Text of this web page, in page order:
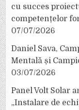
cu succes
competențelor
07/07/2026
Daniel Sava,
Mentală și
03/07/2026
Panel Volt Solar
„Instalare de